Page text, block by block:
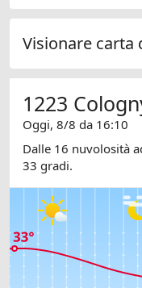
Visionare carta
1223
Oggi, 8/8 da 16:10
Dalle 16 nuvolosità
33 gradi.